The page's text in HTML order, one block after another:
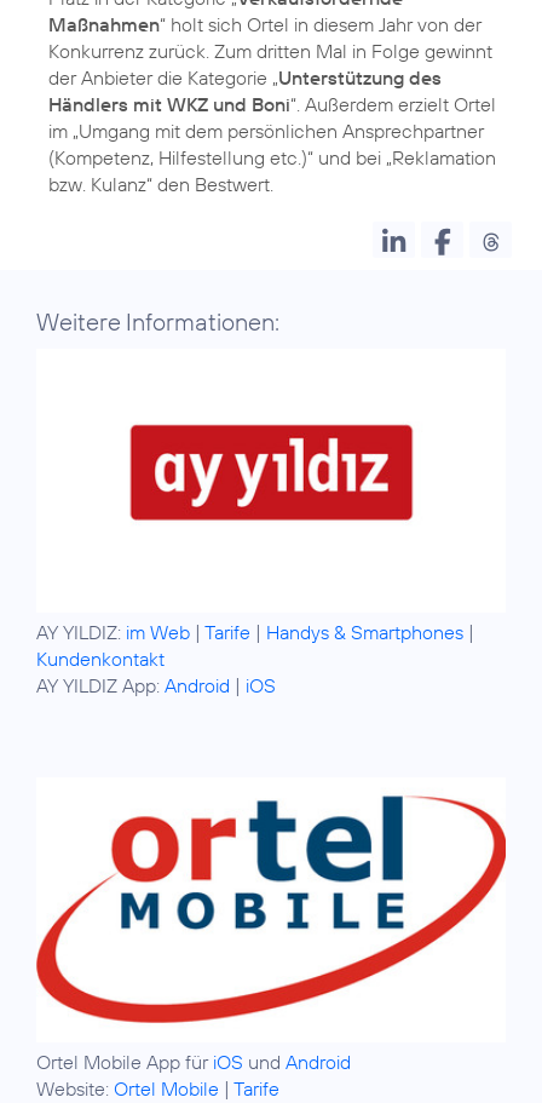
Maßnahmen“ holt sich Ortel in diesem Jahr von der
Konkurrenz zurück. Zum dritten Mal in Folge gewinnt
der Anbieter die Kategorie „Unterstützung des
Händlers mit WKZ und Boni“. Außerdem erzielt Ortel
im „Umgang mit dem persönlichen Ansprechpartner
(Kompetenz, Hilfestellung etc.)“ und bei „Reklamation
bzw. Kulanz“ den Bestwert.
Weitere Informationen:
AY YILDIZ: im Web | Tarife | Handys & Smartphones |
Kundenkontakt
AY YILDIZ App: Android | iOS
Ortel Mobile App für iOS und Android
Website: Ortel Mobile | Tarife